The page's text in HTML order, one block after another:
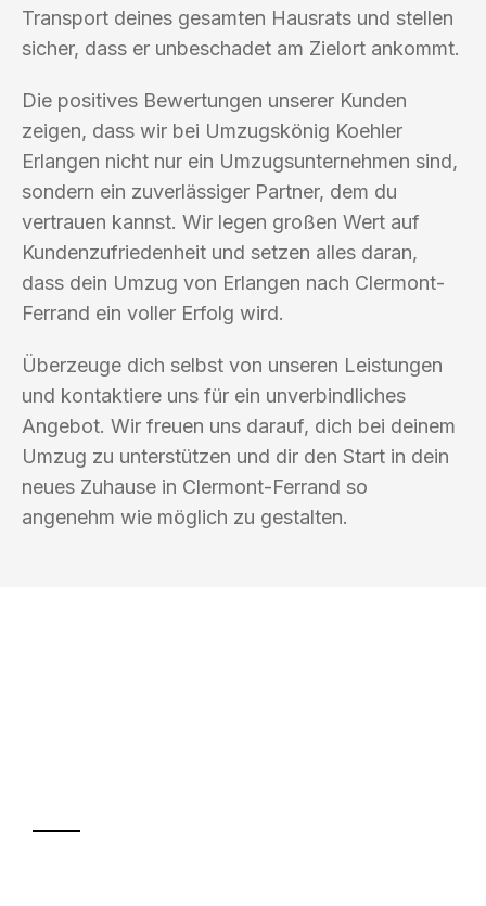
Transport deines gesamten Hausrats und stellen
sicher, dass er unbeschadet am Zielort ankommt.
Die positives Bewertungen unserer Kunden
zeigen, dass wir bei Umzugskönig Koehler
Erlangen nicht nur ein Umzugsunternehmen sind,
sondern ein zuverlässiger Partner, dem du
vertrauen kannst. Wir legen großen Wert auf
Kundenzufriedenheit und setzen alles daran,
dass dein Umzug von Erlangen nach Clermont-
Ferrand ein voller Erfolg wird.
Überzeuge dich selbst von unseren Leistungen
und kontaktiere uns für ein unverbindliches
Angebot. Wir freuen uns darauf, dich bei deinem
Umzug zu unterstützen und dir den Start in dein
neues Zuhause in Clermont-Ferrand so
angenehm wie möglich zu gestalten.